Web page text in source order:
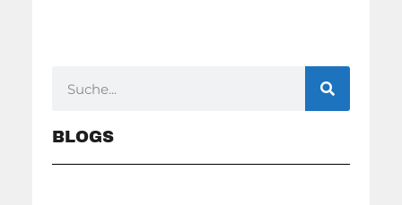
BLOGS